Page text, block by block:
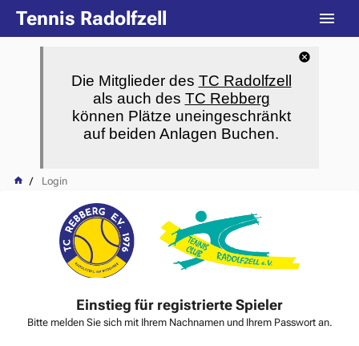
Tennis Radolfzell
Die Mitglieder des TC Radolfzell
als auch des TC Rebberg
können Plätze uneingeschränkt
auf beiden Anlagen Buchen.
Login
Einstieg für registrierte Spieler
Bitte melden Sie sich mit Ihrem Nachnamen und Ihrem Passwort an.